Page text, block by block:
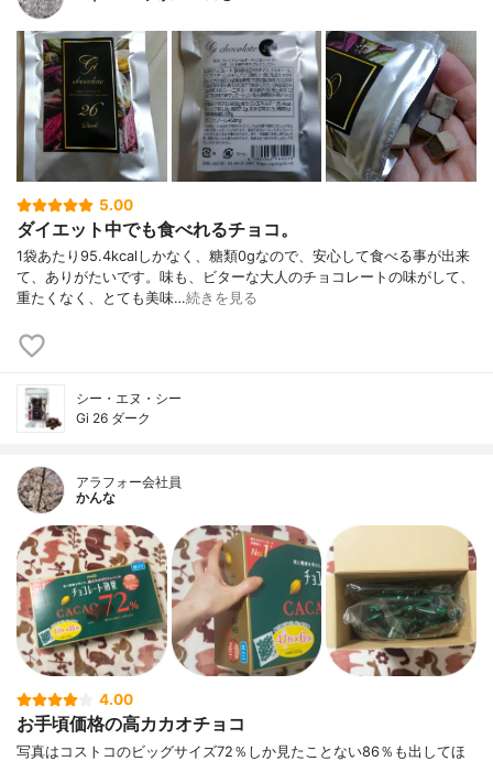
5.00
ダイエット中でも食べれるチョコ。
1袋あたり95.4kcalしかなく、糖類0gなので、安心して食べる事が出来
て、ありがたいです。味も、ビターな大人のチョコレートの味がして、
重たくなく、とても美味…続きを見る
シー・エヌ・シー
Gi 26 ダーク
アラフォー会社員
かんな
4.00
お手頃価格の高カカオチョコ
写真はコストコのビッグサイズ72％しか見たことない86％も出してほ